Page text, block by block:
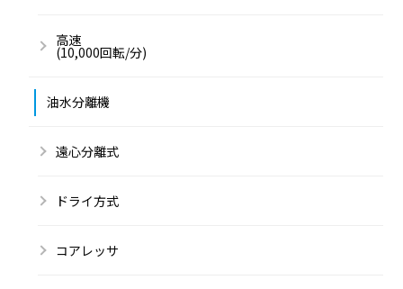
高速
(10,000回転/分)
油水分離機
遠心分離式
ドライ方式
コアレッサ